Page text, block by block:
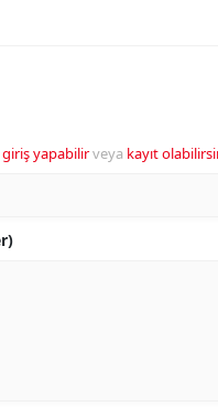
giriş yapabilirveya kayıt